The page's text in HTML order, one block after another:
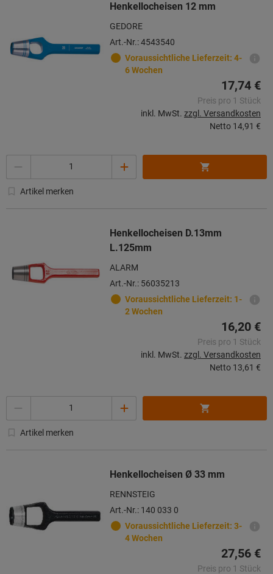
Henkellocheisen 12 mm
GEDORE
Art.-Nr.: 4543540
Voraussichtliche Lieferzeit: 4-
6 Wochen
17,74 €
Preis pro 1 Stück
inkl. MwSt. zzgl. Versandkosten
Netto 14,91 €
Artikel merken
Henkellocheisen D.13mm
L.125mm
ALARM
Art.-Nr.: 56035213
Voraussichtliche Lieferzeit: 1-
2 Wochen
16,20 €
Preis pro 1 Stück
inkl. MwSt. zzgl. Versandkosten
Netto 13,61 €
Artikel merken
Henkellocheisen Ø 33 mm
RENNSTEIG
Art.-Nr.: 140 033 0
Voraussichtliche Lieferzeit: 3-
4 Wochen
27,56 €
Preis pro 1 Stück